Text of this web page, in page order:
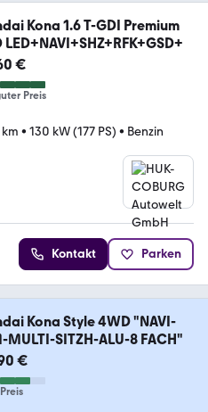
Kona 1.6 T-GDI Premium
€
Preis
• 130 kW (177 PS) • Benzin
Kontakt Parken
Kona Style 4WD "NAVI-
MULTI-SITZH-ALU-8 FACH"
€